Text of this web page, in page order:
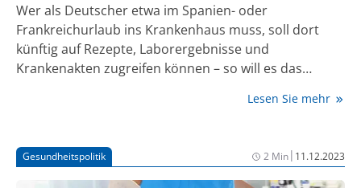
Wer als Deutscher etwa im Spanien- oder
Frankreichurlaub ins Krankenhaus muss, soll dort
künftig auf Rezepte, Laborergebnisse und
Krankenakten zugreifen können – so will es das
13. Dezember mit großer Mehrheit dafür, dass
europäischen Raum für Gesundheitsdaten hinterlegt
werden sollen.
Lesen Sie mehr
Gesundheitspolitik 2 Min| 11.12.2023